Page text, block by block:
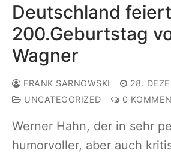
Deutschland
200.Geburtstag
Wagner
FRANK SARNOWSKI
28.
UNCATEGORIZED
0
Werner Hahn, der in sehr
humorvoller, aber auch